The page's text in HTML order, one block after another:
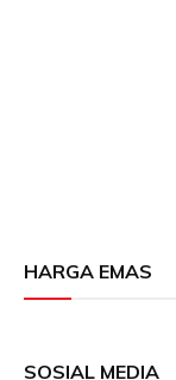
HARGA EMAS
SOSIAL MEDIA